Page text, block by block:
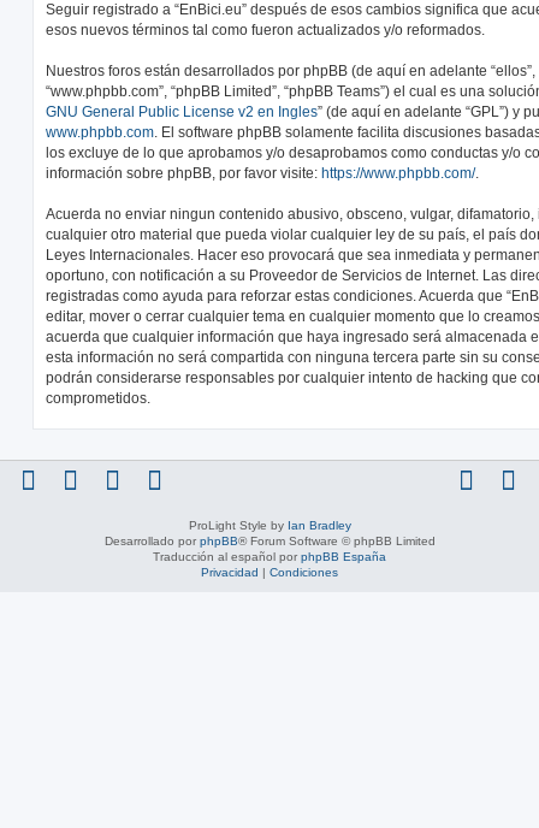
Seguir registrado a “EnBici.eu” después de esos cambios significa que
esos nuevos términos tal como fueron actualizados y/o reformados.
Nuestros foros están desarrollados por phpBB (de aquí en adelante “ellos”,
“www.phpbb.com”, “phpBB Limited”, “phpBB Teams”) el cual es una
GNU General Public License v2 en Ingles” (de aquí en adelante “GPL”) y
www.phpbb.com. El software phpBB solamente facilita discusiones
los excluye de lo que aprobamos y/o desaprobamos como conductas y/o
información sobre phpBB, por favor visite: https://www.phpbb.com/.
Acuerda no enviar ningun contenido abusivo, obsceno, vulgar,
cualquier otro material que pueda violar cualquier ley de su país, el país
Leyes Internacionales. Hacer eso provocará que sea inmediata y
oportuno, con notificación a su Proveedor de Servicios de Internet. Las
registradas como ayuda para reforzar estas condiciones. Acuerda que
editar, mover o cerrar cualquier tema en cualquier momento que lo
acuerda que cualquier información que haya ingresado será almacenada
esta información no será compartida con ninguna tercera parte sin su
podrán considerarse responsables por cualquier intento de hacking que
comprometidos.
ProLight Style by Ian Bradley
Desarrollado por phpBB® Forum Software © phpBB Limited
Traducción al español por phpBB España
Privacidad | Condiciones